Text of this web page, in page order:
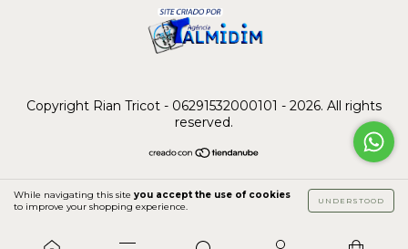
While navigating this site you accept the use of cookies
to improve your shopping experience.
UNDERSTOOD
Copyright Rian Tricot - 06291532000101 - 2026. All rights
reserved.